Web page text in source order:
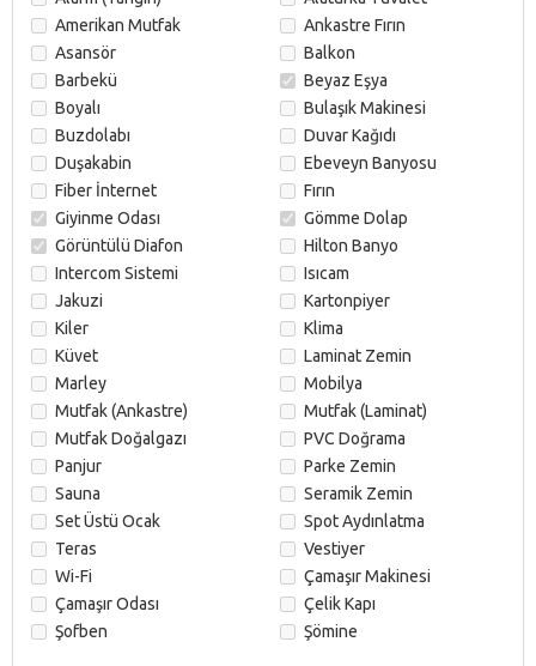
Amerikan Mutfak
Ankastre Fırın
Asansör
Balkon
Barbekü
Beyaz Eşya
Boyalı
Bulaşık Makinesi
Buzdolabı
Duvar Kağıdı
Duşakabin
Ebeveyn Banyosu
Fiber İnternet
Fırın
Giyinme Odası
Gömme Dolap
Görüntülü Diafon
Hilton Banyo
Intercom Sistemi
Isıcam
Jakuzi
Kartonpiyer
Kiler
Klima
Küvet
Laminat Zemin
Marley
Mobilya
Mutfak (Ankastre)
Mutfak (Laminat)
Mutfak Doğalgazı
PVC Doğrama
Panjur
Parke Zemin
Sauna
Seramik Zemin
Set Üstü Ocak
Spot Aydınlatma
Teras
Vestiyer
Wi-Fi
Çamaşır Makinesi
Çamaşır Odası
Çelik Kapı
Şofben
Şömine